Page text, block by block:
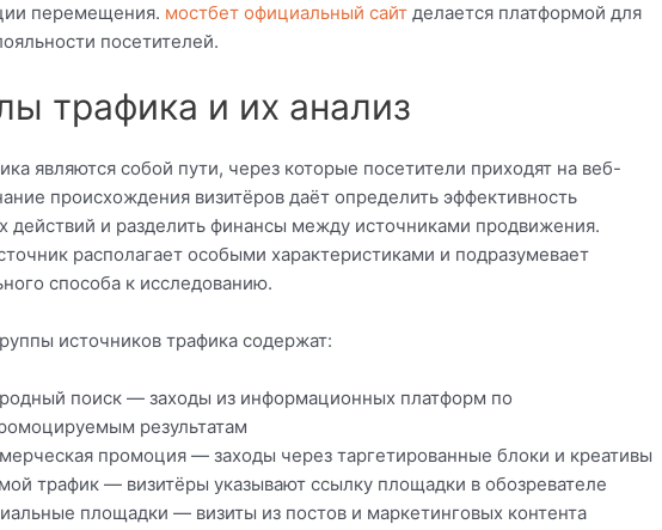
перемещения. мостбет официальный сайт делается платформой для
посетителей.
трафика и их анализ
являются собой пути, через которые посетители приходят на веб-
происхождения визитёров даёт определить эффективность
действий и разделить финансы между источниками продвижения.
располагает особыми характеристиками и подразумевает
способа к исследованию.
источников трафика содержат:
поиск — заходы из информационных платформ по
результатам
промоция — заходы через таргетированные блоки и креативы
трафик — визитёры указывают ссылку площадки в обозревателе
площадки — визиты из постов и маркетинговых контента